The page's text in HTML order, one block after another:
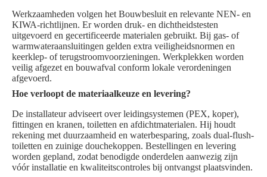
Werkzaamheden volgen het Bouwbesluit en relevante NEN- en
KIWA-richtlijnen. Er worden druk- en dichtheidstesten
uitgevoerd en gecertificeerde materialen gebruikt. Bij gas- of
warmwateraansluitingen gelden extra veiligheidsnormen en
keerklep- of terugstroomvoorzieningen. Werkplekken worden
veilig afgezet en bouwafval conform lokale verordeningen
afgevoerd.
Hoe verloopt de materiaalkeuze en levering?
De installateur adviseert over leidingsystemen (PEX, koper),
fittingen en kranen, toiletten en afdichtmaterialen. Hij houdt
rekening met duurzaamheid en waterbesparing, zoals dual-flush-
toiletten en zuinige douchekoppen. Bestellingen en levering
worden gepland, zodat benodigde onderdelen aanwezig zijn
vóór installatie en kwaliteitscontroles bij ontvangst plaatsvinden.